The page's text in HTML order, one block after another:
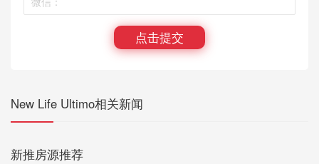
点击提交
New Life Ultimo相关新闻
新推房源推荐